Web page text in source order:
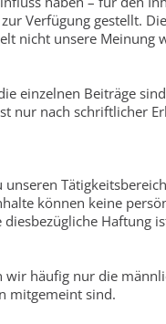
Verfügung gestellt.
nicht unsere Meinung
einzelnen Beiträge
nur nach schriftlicher
können keine
Haftung
wir häufig nur die
mitgemeint sind.